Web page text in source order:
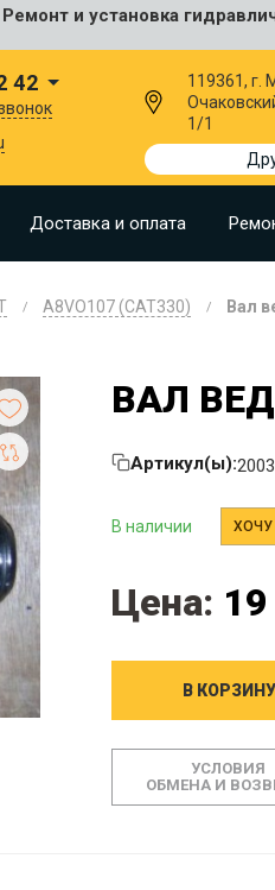
и установка
42
119361, г.
1/1
Доставка и оплата
A8VO107 (CAT330) Вал
ВАЛ
Артикул(ы):
В наличии ХОЧУ
Цена:
В КОРЗИНУ
УСЛОВИЯ
ОБМЕНА И